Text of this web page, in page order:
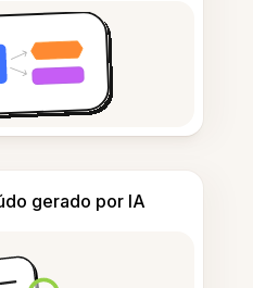
gerado por IA